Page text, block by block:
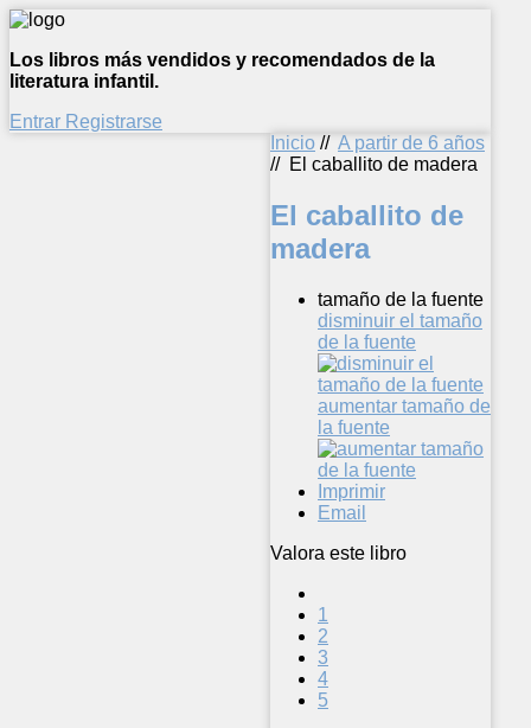
Los libros más vendidos y recomendados de la
literatura infantil.
Entrar Registrarse
Inicio // A partir de 6 años
// El caballito de madera
El caballito de
madera
tamaño de la fuente
disminuir el tamaño
de la fuente
aumentar tamaño de
la fuente
Imprimir
Email
Valora este libro
1
2
3
4
5